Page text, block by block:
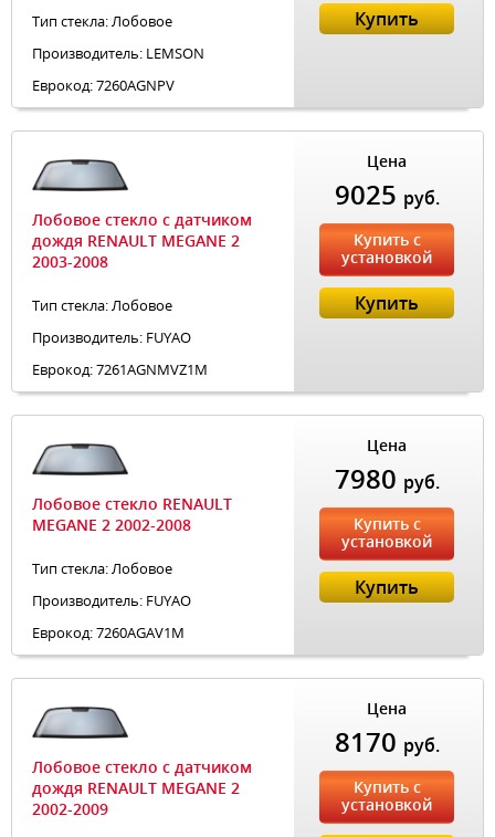
Тип стекла: Лобовое
Производитель: LEMSON
Еврокод: 7260AGNPV
Купить
Лобовое стекло с датчиком
дождя RENAULT MEGANE 2
2003-2008
Тип стекла: Лобовое
Производитель: FUYAO
Еврокод: 7261AGNMVZ1M
Цена
9025 руб.
Купить с
установкой
Купить
Лобовое стекло RENAULT
MEGANE 2 2002-2008
Тип стекла: Лобовое
Производитель: FUYAO
Еврокод: 7260AGAV1M
Цена
7980 руб.
Купить с
установкой
Купить
Лобовое стекло с датчиком
дождя RENAULT MEGANE 2
2002-2009
Цена
8170 руб.
Купить с
установкой